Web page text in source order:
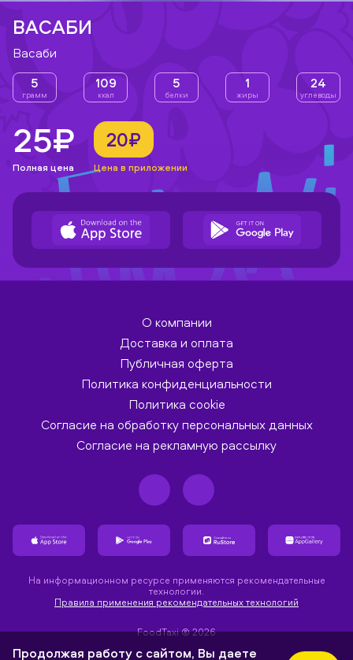
ВАСАБИ
Васаби
5
грамм
109
ккал
5
белки
1
жиры
24
углеводы
25₽
Полная цена
20₽
Цена в приложении
О компании
Доставка и оплата
Публичная оферта
Политика конфиденциальности
Политика cookie
Согласие на обработку персональных данных
Согласие на рекламную рассылку
На информационном ресурсе применяются рекомендательные
технологии.
Правила применения рекомендательных технологий
FoodTaxi ® 2026
Продолжая работу с сайтом, Вы даете